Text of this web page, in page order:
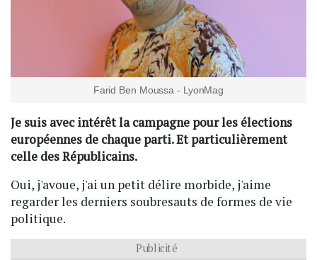
Farid Ben Moussa - LyonMag
Je suis avec intérêt la campagne pour les élections
européennes de chaque parti. Et particulièrement
celle des Républicains.
Oui, j'avoue, j'ai un petit délire morbide, j'aime
regarder les derniers soubresauts de formes de vie
politique.
Publicité